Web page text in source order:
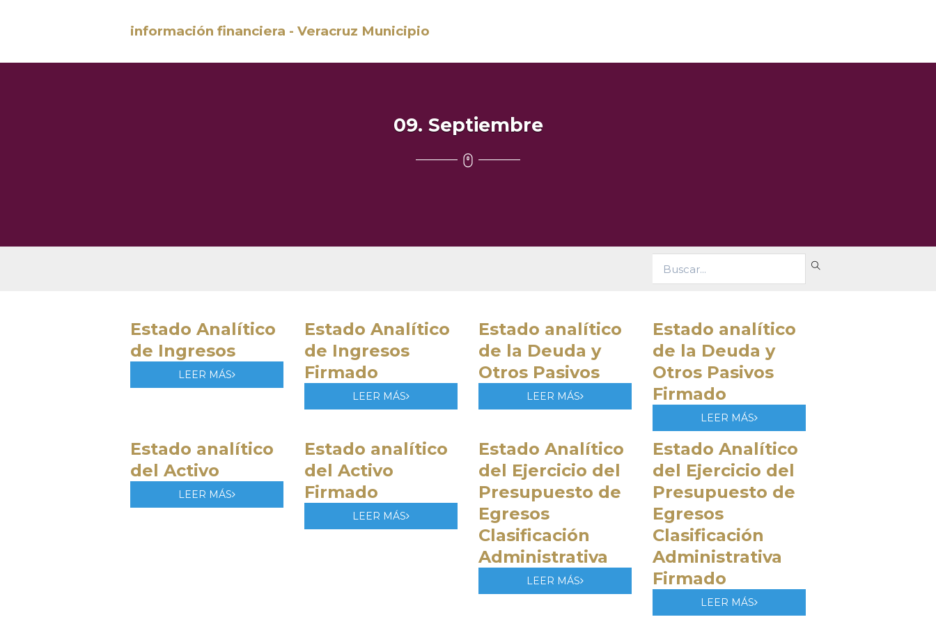
información financiera - Veracruz Municipio
09. Septiembre
Estado Analítico
de Ingresos
LEER MÁS
Estado Analítico
de Ingresos
Firmado
LEER MÁS
Estado analítico
de la Deuda y
Otros Pasivos
LEER MÁS
Estado analítico
de la Deuda y
Otros Pasivos
Firmado
LEER MÁS
Estado analítico
del Activo
LEER MÁS
Estado analítico
del Activo
Firmado
LEER MÁS
Estado Analítico
del Ejercicio del
Presupuesto de
Egresos
Clasificación
Administrativa
LEER MÁS
Estado Analítico
del Ejercicio del
Presupuesto de
Egresos
Clasificación
Administrativa
Firmado
LEER MÁS